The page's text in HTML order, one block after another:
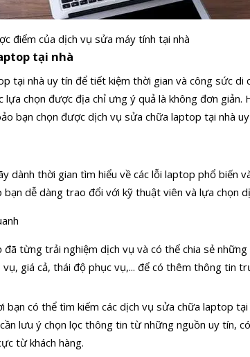
điểm của dịch vụ sửa máy tính tại nhà
tại nhà
tại nhà uy tín để tiết kiệm thời gian và công sức di
chọn được địa chỉ ưng ý quả là không đơn giản.
bạn chọn được dịch vụ sửa chữa laptop tại nhà
dành thời gian tìm hiểu về các lỗi laptop phổ biến
bạn dễ dàng trao đổi với kỹ thuật viên và lựa chọn
từng trải nghiệm dịch vụ và có thể chia sẻ những
giá cả, thái độ phục vụ,... để có thêm thông tin
có thể tìm kiếm các dịch vụ sửa chữa laptop
lưu ý chọn lọc thông tin từ những nguồn uy tín,
từ khách hàng.